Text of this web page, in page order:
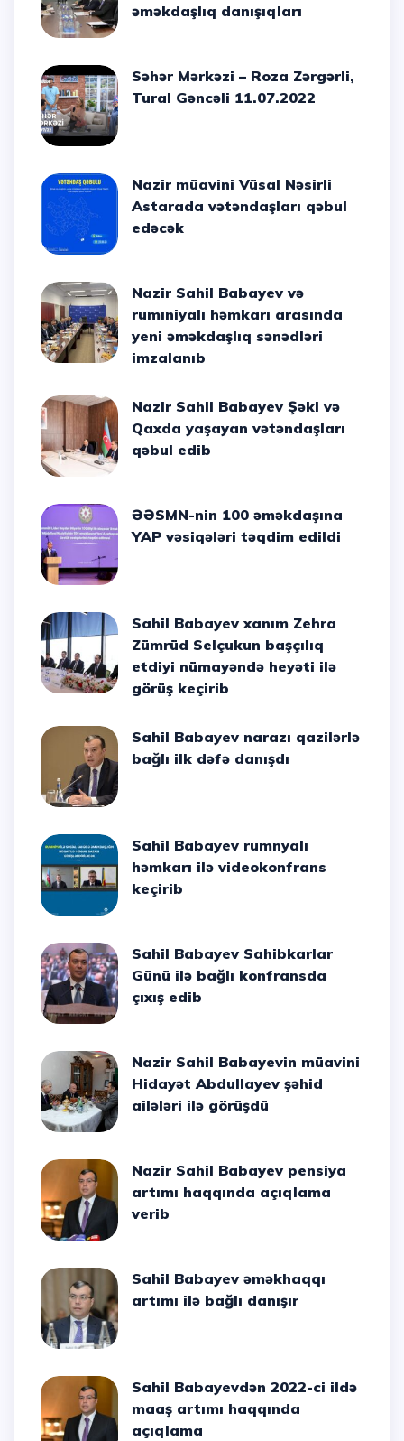
əməkdaşlıq danışıqları
Səhər Mərkəzi – Roza Zərgərli,
Tural Gəncəli 11.07.2022
Nazir müavini Vüsal Nəsirli
Astarada vətəndaşları qəbul
edəcək
Nazir Sahil Babayev və
rumıniyalı həmkarı arasında
yeni əməkdaşlıq sənədləri
imzalanıb
Nazir Sahil Babayev Şəki və
Qaxda yaşayan vətəndaşları
qəbul edib
ƏƏSMN-nin 100 əməkdaşına
YAP vəsiqələri təqdim edildi
Sahil Babayev xanım Zehra
Zümrüd Selçukun başçılıq
etdiyi nümayəndə heyəti ilə
görüş keçirib
Sahil Babayev narazı qazilərlə
bağlı ilk dəfə danışdı
Sahil Babayev rumnyalı
həmkarı ilə videokonfrans
keçirib
Sahil Babayev Sahibkarlar
Günü ilə bağlı konfransda
çıxış edib
Nazir Sahil Babayevin müavini
Hidayət Abdullayev şəhid
ailələri ilə görüşdü
Nazir Sahil Babayev pensiya
artımı haqqında açıqlama
verib
Sahil Babayev əməkhaqqı
artımı ilə bağlı danışır
Sahil Babayevdən 2022-ci ildə
maaş artımı haqqında
açıqlama